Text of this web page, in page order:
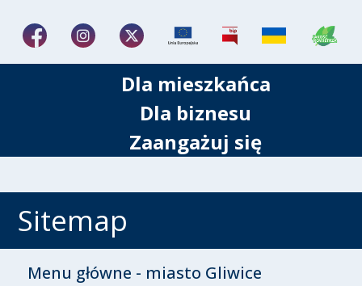
Dla mieszkańca
Dla biznesu
Zaangażuj się
Sitemap
Menu główne - miasto Gliwice